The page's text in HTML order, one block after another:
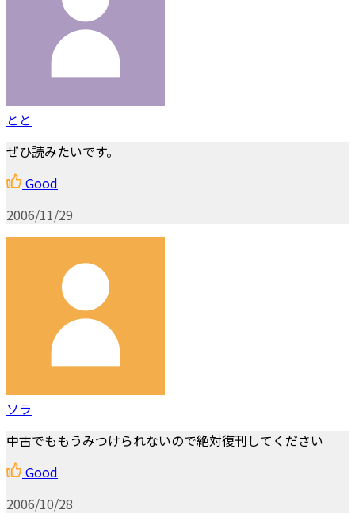
とと
ぜひ読みたいです。
Good
2006/11/29
ソラ
中古でももうみつけられないので絶対復刊してください
Good
2006/10/28